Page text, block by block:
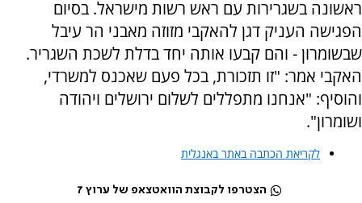
ראשונה בשגרירות עם ראש רשות מישראל. בסיום
הפגישה העניק דגן להאקבי מזוזה מאבני הר עיבל
שבשומרון - והם קבעו אותה יחד בדלת לשכת השגריר.
האקבי אמר: "זו תזכורת, בכל פעם שאכנס למשרדי,
והוסיף: "אנחנו מתפללים לשלום ירושלים ויהודה
ושומרון".
לקריאת הכתבה באתר באנגלית
הצטרפו לקבוצת הוואטצאפ של ערוץ 7